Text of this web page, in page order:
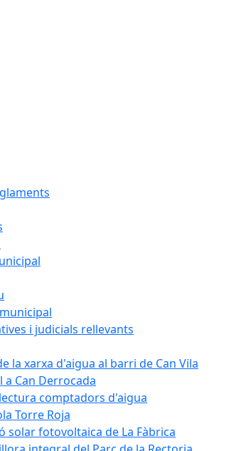
i judicials rellevants
la xarxa d'aigua al barri de Can Vila
Can Derrocada
comptadors d'aigua
Torre Roja
solar fotovoltaica de La Fàbrica